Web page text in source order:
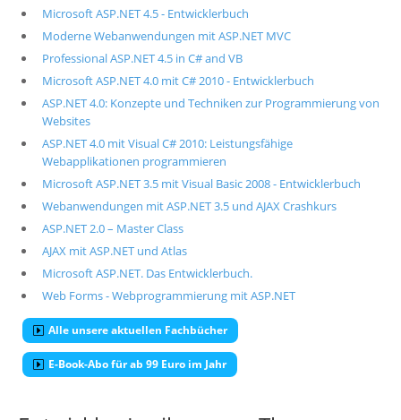
Microsoft ASP.NET 4.5 - Entwicklerbuch
Moderne Webanwendungen mit ASP.NET MVC
Professional ASP.NET 4.5 in C# and VB
Microsoft ASP.NET 4.0 mit C# 2010 - Entwicklerbuch
ASP.NET 4.0: Konzepte und Techniken zur Programmierung von
Websites
ASP.NET 4.0 mit Visual C# 2010: Leistungsfähige
Webapplikationen programmieren
Microsoft ASP.NET 3.5 mit Visual Basic 2008 - Entwicklerbuch
Webanwendungen mit ASP.NET 3.5 und AJAX Crashkurs
ASP.NET 2.0 – Master Class
AJAX mit ASP.NET und Atlas
Microsoft ASP.NET. Das Entwicklerbuch.
Web Forms - Webprogrammierung mit ASP.NET
Alle unsere aktuellen Fachbücher
E-Book-Abo für ab 99 Euro im Jahr